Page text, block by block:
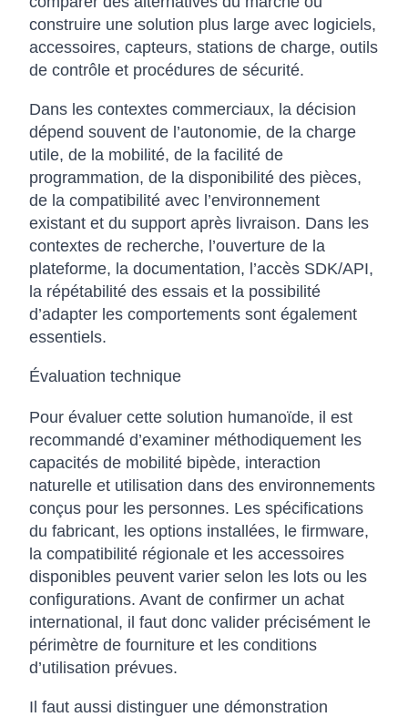
construire une solution plus large avec logiciels,
accessoires, capteurs, stations de charge, outils
de contrôle et procédures de sécurité.
Dans les contextes commerciaux, la décision
dépend souvent de l’autonomie, de la charge
utile, de la mobilité, de la facilité de
programmation, de la disponibilité des pièces,
de la compatibilité avec l’environnement
existant et du support après livraison. Dans les
contextes de recherche, l’ouverture de la
plateforme, la documentation, l’accès SDK/API,
la répétabilité des essais et la possibilité
d’adapter les comportements sont également
essentiels.
Évaluation technique
Pour évaluer cette solution humanoïde, il est
recommandé d’examiner méthodiquement les
capacités de mobilité bipède, interaction
naturelle et utilisation dans des environnements
conçus pour les personnes. Les spécifications
du fabricant, les options installées, le firmware,
la compatibilité régionale et les accessoires
disponibles peuvent varier selon les lots ou les
configurations. Avant de confirmer un achat
international, il faut donc valider précisément le
périmètre de fourniture et les conditions
d’utilisation prévues.
Il faut aussi distinguer une démonstration